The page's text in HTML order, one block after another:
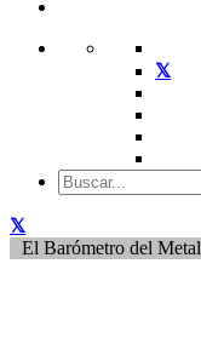
El Barómetro del Metal